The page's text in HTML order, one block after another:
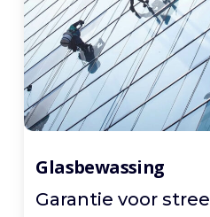
Glasbewassing
Garantie voor